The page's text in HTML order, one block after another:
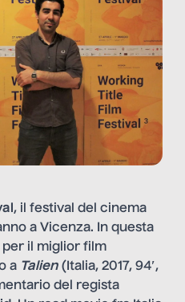
, il festival del cinema
a Vicenza. In questa
il miglior film
a Talien(Italia, 2017, 94′,
del regista